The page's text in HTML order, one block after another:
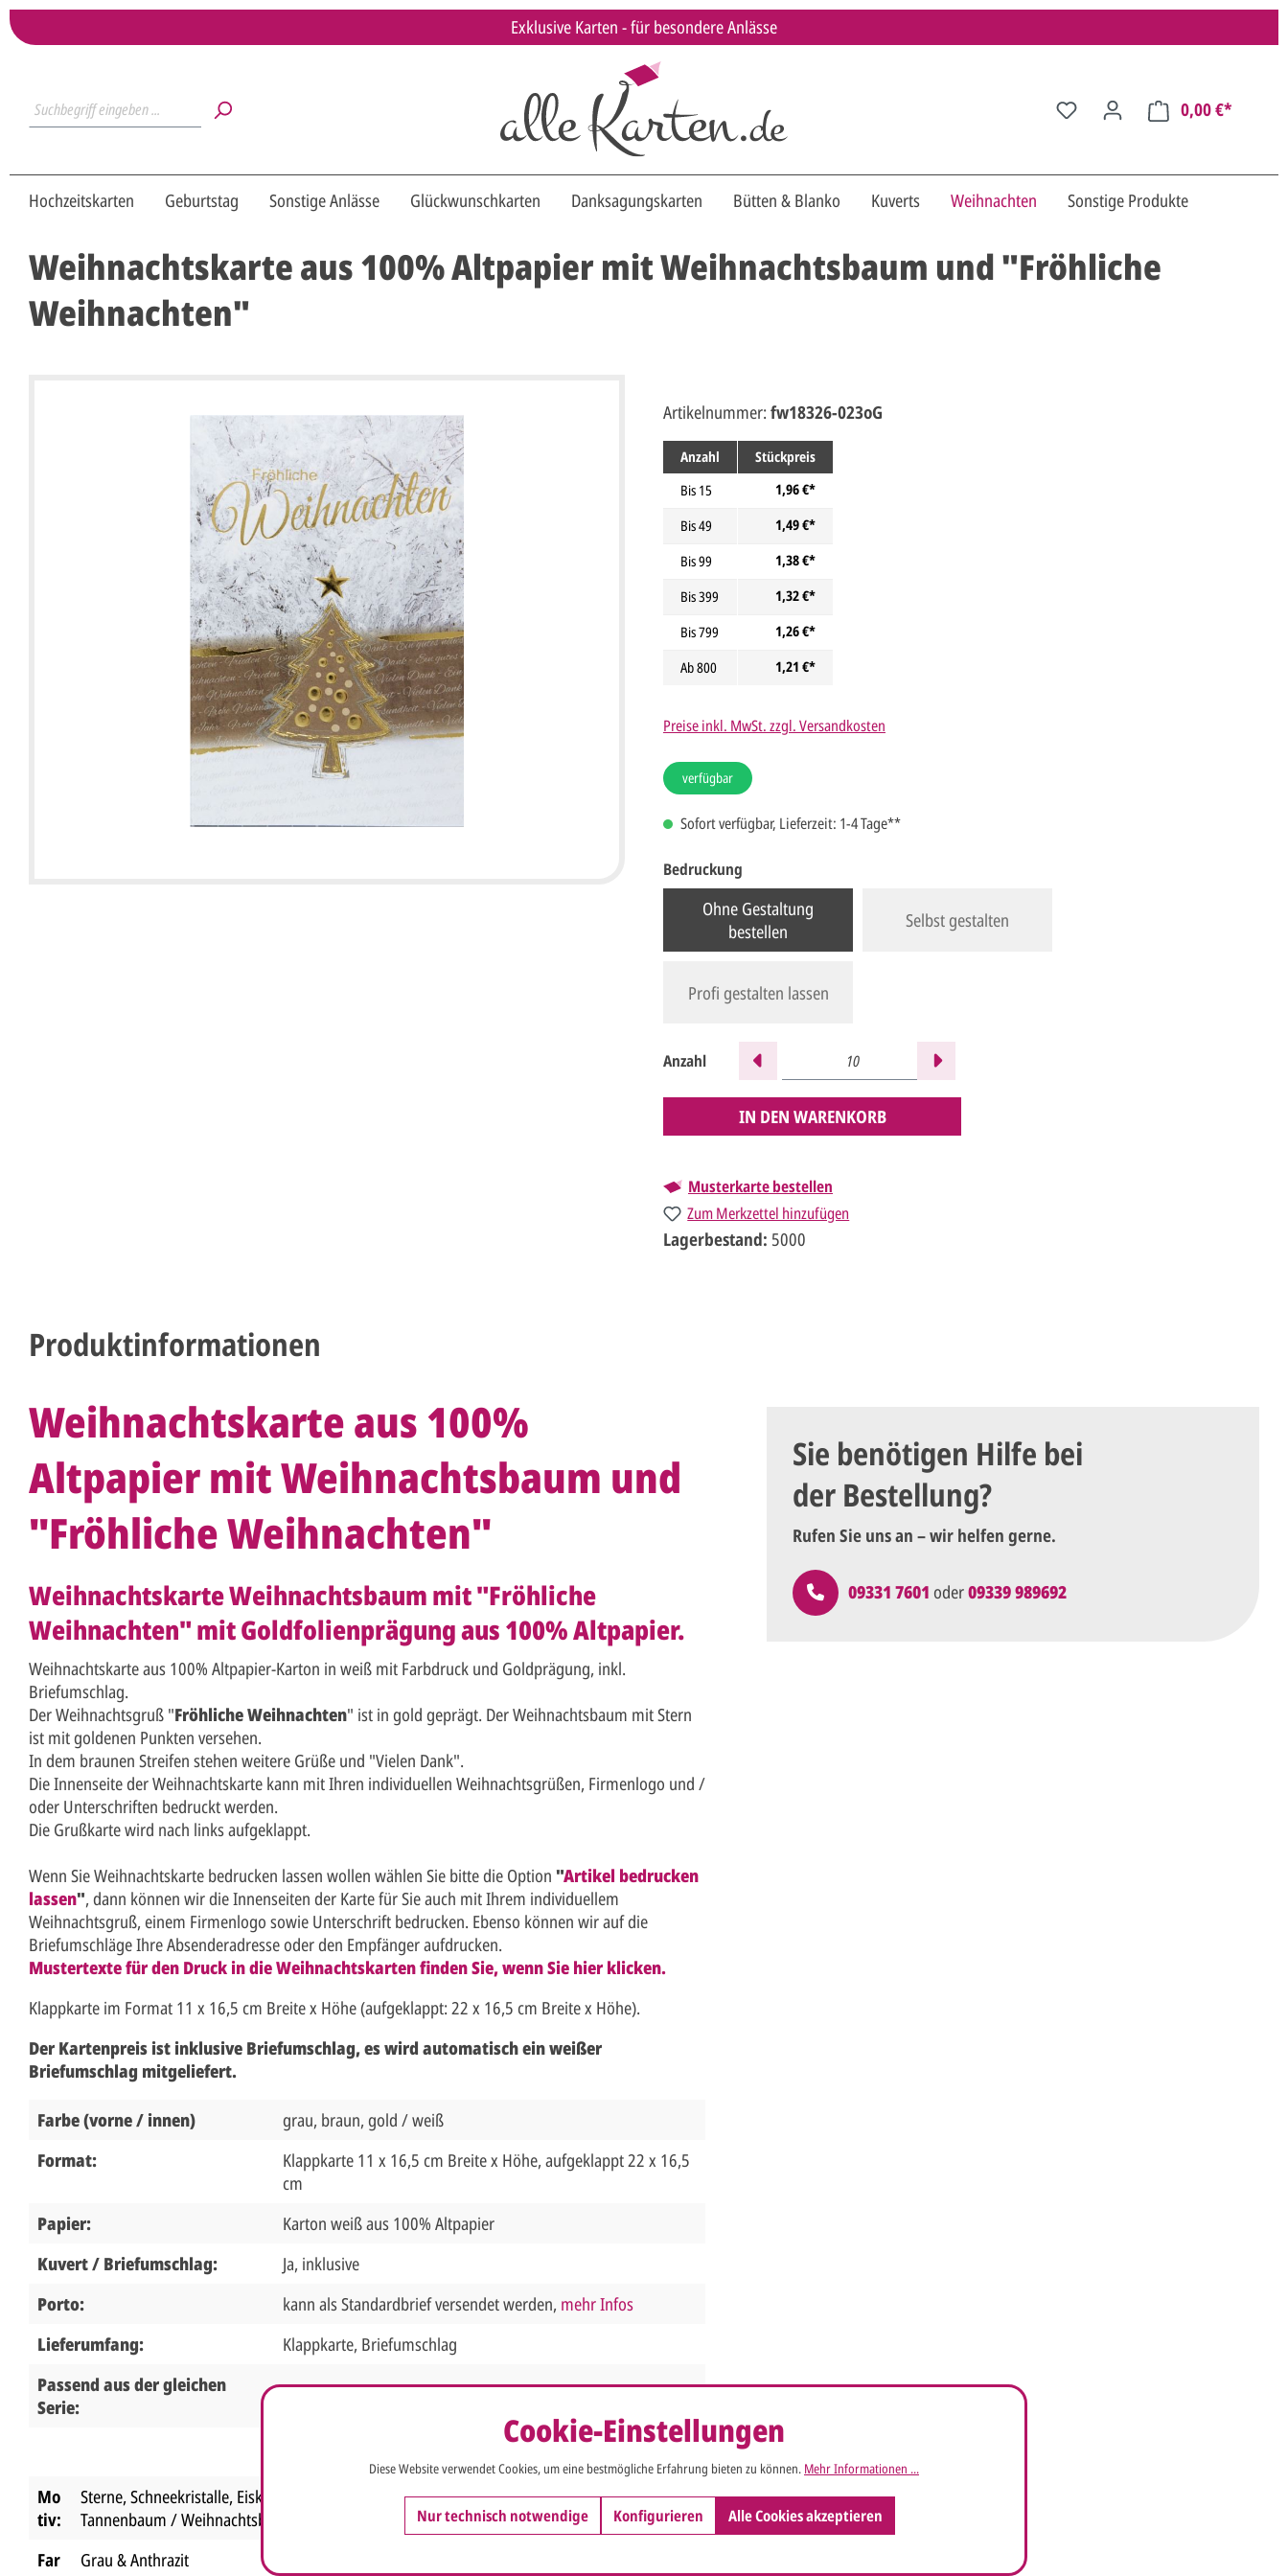
Exklusive Karten - für besondere Anlässe
0,00 €*
Hochzeitskarten Geburtstag Sonstige Anlässe Glückwunschkarten Danksagungskarten Bütten & Blanko Kuverts Weihnachten Sonstige Produkte
Weihnachtskarte aus 100% Altpapier mit Weihnachtsbaum und "Fröhliche
Weihnachten"
Anzahl
Stückpreis
Bis 15
1,96 €*
Bis49
1,49 €*
Bis99
1,38 €*
Bis399
1,32 €*
Bis799
1,26 €*
Ab800 1,21 €*
Preise inkl. MwSt. zzgl. Versandkosten
verfügbar
Sofort verfügbar, Lieferzeit: 1-4 Tage**
Bedruckung
Ohne Gestaltung
bestellen
Selbst gestalten
Profi gestalten lassen
Anzahl
IN DEN WARENKORB
Musterkarte bestellen
Zum Merkzettel hinzufügen
Artikelnummer:fw18326-023oG
Lagerbestand: 5000
Produktinformationen
Weihnachtskarte aus 100%
Altpapier mit Weihnachtsbaum und
"Fröhliche Weihnachten"
Weihnachtskarte Weihnachtsbaum mit "Fröhliche
Weihnachten" mit Goldfolienprägung aus 100% Altpapier.
Weihnachtskarte aus 100% Altpapier-Karton in weiß mit Farbdruck und Goldprägung, inkl.
Briefumschlag.
Der Weihnachtsgruß "Fröhliche Weihnachten" ist in gold geprägt. Der Weihnachtsbaum mit Stern
ist mit goldenen Punkten versehen.
In dem braunen Streifen stehen weitere Grüße und "Vielen Dank".
Die Innenseite der Weihnachtskarte kann mit Ihren individuellen Weihnachtsgrüßen, Firmenlogo und /
oder Unterschriften bedruckt werden.
Die Grußkarte wird nach links aufgeklappt.
Wenn Sie Weihnachtskarte bedrucken lassen wollen wählen Sie bitte die Option "Artikel bedrucken
lassen", dann können wir die Innenseiten der Karte für Sie auch mit Ihrem individuellem
Weihnachtsgruß, einem Firmenlogo sowie Unterschrift bedrucken. Ebenso können wir auf die
Briefumschläge Ihre Absenderadresse oder den Empfänger aufdrucken.
Mustertexte für den Druck in die Weihnachtskarten finden Sie, wenn Sie hier klicken.
Klappkarte im Format 11 x 16,5 cm Breite x Höhe (aufgeklappt: 22 x 16,5 cm Breite x Höhe).
Der Kartenpreis ist inklusive Briefumschlag, es wird automatisch ein weißer
Briefumschlag mitgeliefert.
Farbe (vorne / innen)
grau, braun, gold / weiß
Format:
Klappkarte 11 x 16,5 cm Breite x Höhe, aufgeklappt 22 x 16,5
cm
Papier:
Karton weiß aus 100% Altpapier
Kuvert / Briefumschlag:
Ja, inklusive
Porto:
kann als Standardbrief versendet werden, mehr Infos
Lieferumfang:
Klappkarte, Briefumschlag
Passend aus der gleichen
Serie:
Mo
tiv:
Sterne, Schneekristalle, Eiskristalle
Tannenbaum / Weihnachtsbaum
Far
Grau & Anthrazit
Sie benötigen Hilfe bei
der Bestellung?
Rufen Sie uns an – wir helfen gerne.
09331 7601 oder09339 989692
Cookie-Einstellungen
Diese Website verwendet Cookies, um eine bestmögliche Erfahrung bieten zu können. Mehr Informationen ...
Nur technisch notwendige Konfigurieren Alle Cookies akzeptieren